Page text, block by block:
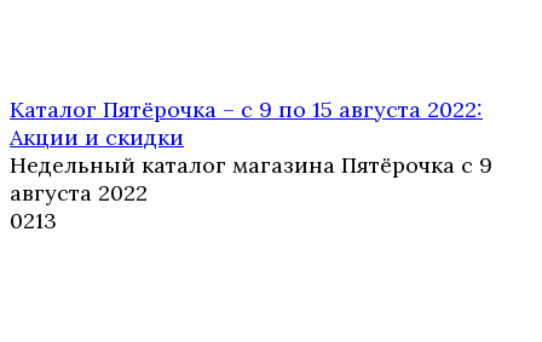
Каталог Пятёрочка – с 9 по 15 августа 2022:
Акции и скидки
Недельный каталог магазина Пятёрочка с 9
августа 2022
0213